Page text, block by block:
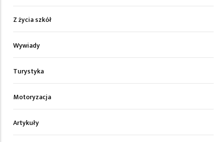
Z życia szkół
Wywiady
Turystyka
Motoryzacja
Artykuły